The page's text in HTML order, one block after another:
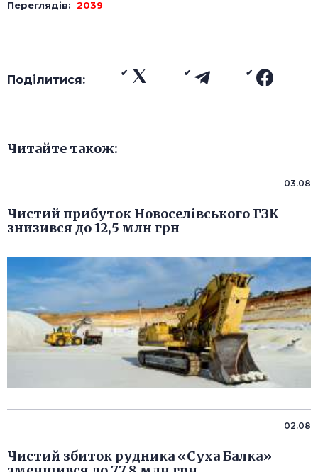
Переглядів: 2039
Поділитися:
Читайте також:
03.08
Чистий прибуток Новоселівського ГЗК
знизився до 12,5 млн грн
02.08
Чистий збиток рудника «Суха Балка»